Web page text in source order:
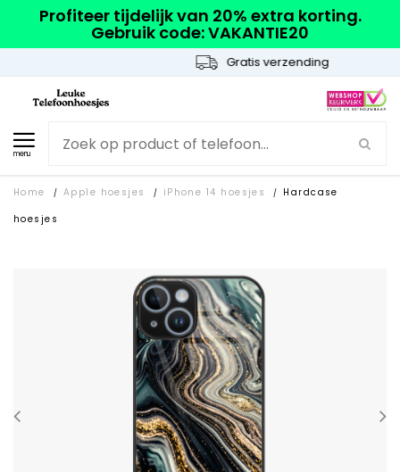
Profiteer tijdelijk van 20% extra korting.
Gebruik code: VAKANTIE20
Gratis verzending
menu
Home / Apple hoesjes / iPhone 14 hoesjes /
Hardcase
hoesjes